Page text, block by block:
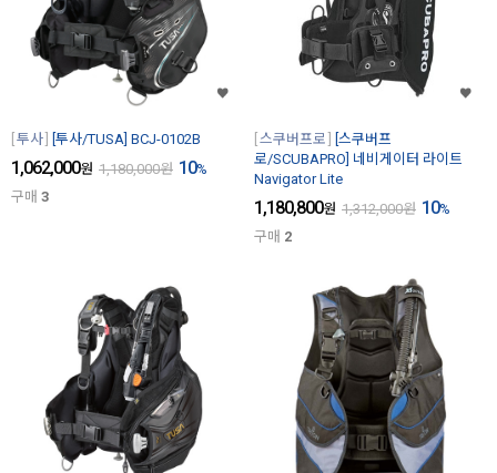
투사 [투사/TUSA] BCJ-0102B
1,062,000원 1,180,000원 10%
구매 3
스쿠버프로
[스쿠버프
로/SCUBAPRO] 네비게이터 라이트
Navigator Lite
1,180,800원 1,312,000원 10%
구매 2